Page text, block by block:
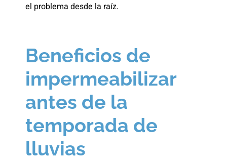
el problema desde la raíz.
Beneficios de
impermeabilizar
antes de la
temporada de
lluvias